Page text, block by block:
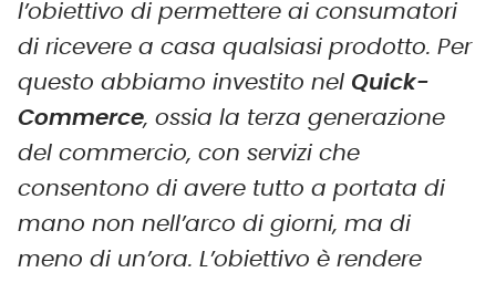
l’obiettivo di permettere ai consumatori
di ricevere a casa qualsiasi prodotto. Per
questo abbiamo investito nel Quick-
Commerce, ossia la terza generazione
del commercio, con servizi che
consentono di avere tutto a portata di
mano non nell’arco di giorni, ma di
meno di un’ora. L’obiettivo è rendere